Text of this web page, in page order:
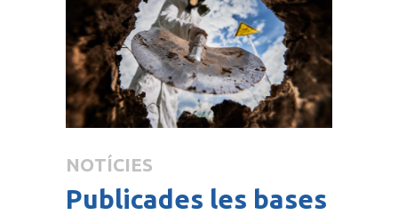
NOTÍCIES
Publicades les bases